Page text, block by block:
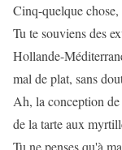
Cinq-quelque
Tu te souviens des
Hollande-
mal de plat, sans
Ah, la conception
de la tarte aux
Tu ne penses qu'à